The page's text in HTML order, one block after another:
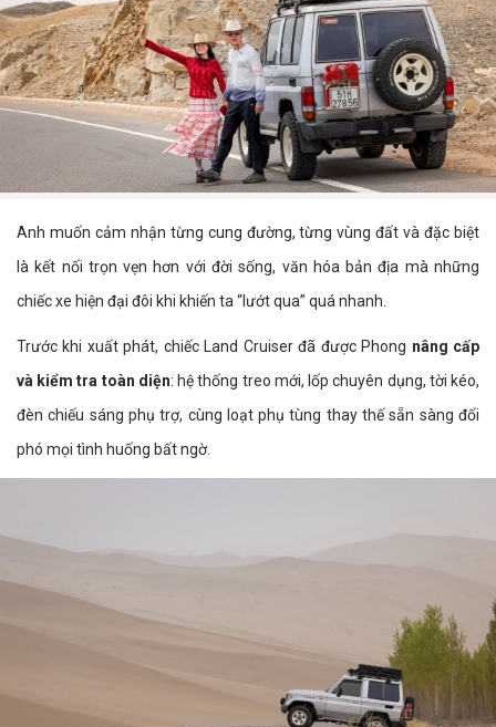
Anh muốn cảm nhận từng cung đường, từng vùng đất và đặc biệt
là kết nối trọn vẹn hơn với đời sống, văn hóa bản địa mà những
chiếc xe hiện đại đôi khi khiến ta “lướt qua” quá nhanh.
Trước khi xuất phát, chiếc Land Cruiser đã được Phong nâng cấp
và kiểm tra toàn diện: hệ thống treo mới, lốp chuyên dụng, tời kéo,
đèn chiếu sáng phụ trợ, cùng loạt phụ tùng thay thế sẵn sàng đối
phó mọi tình huống bất ngờ.